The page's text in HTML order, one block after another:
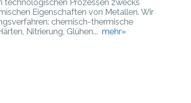
Prozessen zwecks
Eigenschaften von Metallen. Wir
chemisch-thermische
Nitrierung, Glühen... mehr»